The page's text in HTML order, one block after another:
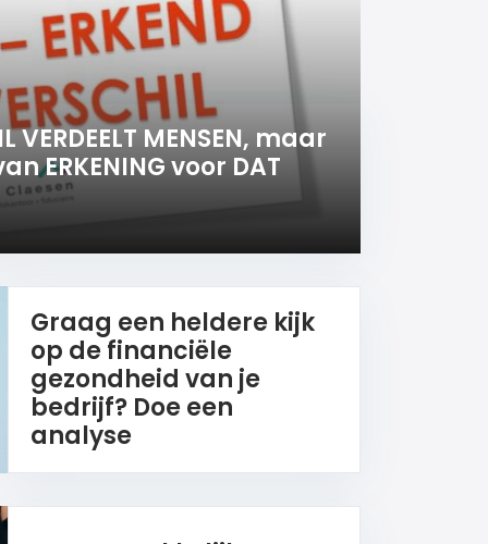
VERDEELT MENSEN, maar
ERKENING voor DAT
Graag een heldere kijk
op de financiële
gezondheid van je
bedrijf? Doe een
analyse